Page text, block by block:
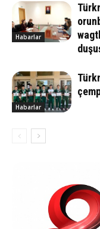
Habarlar
Habarlar